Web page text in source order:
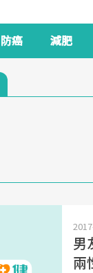
防癌 減肥
男
兩